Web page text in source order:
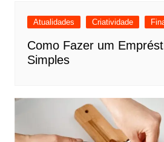
Atualidades Criatividade
Como Fazer um
Simples